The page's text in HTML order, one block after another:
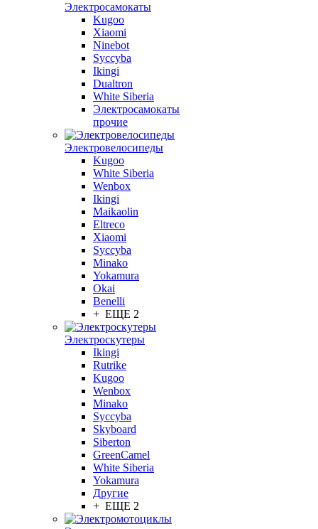
Электросамокаты
Kugoo
Xiaomi
Ninebot
Syccyba
Ikingi
Dualtron
White Siberia
Электросамокаты
прочие
Электровелосипеды
Kugoo
White Siberia
Wenbox
Ikingi
Maikaolin
Eltreco
Xiaomi
Syccyba
Minako
Yokamura
Okai
Benelli
+ ЕЩЕ 2
Электроскутеры
Ikingi
Rutrike
Kugoo
Wenbox
Minako
Syccyba
Skyboard
Siberton
GreenCamel
White Siberia
Yokamura
Другие
+ ЕЩЕ 2